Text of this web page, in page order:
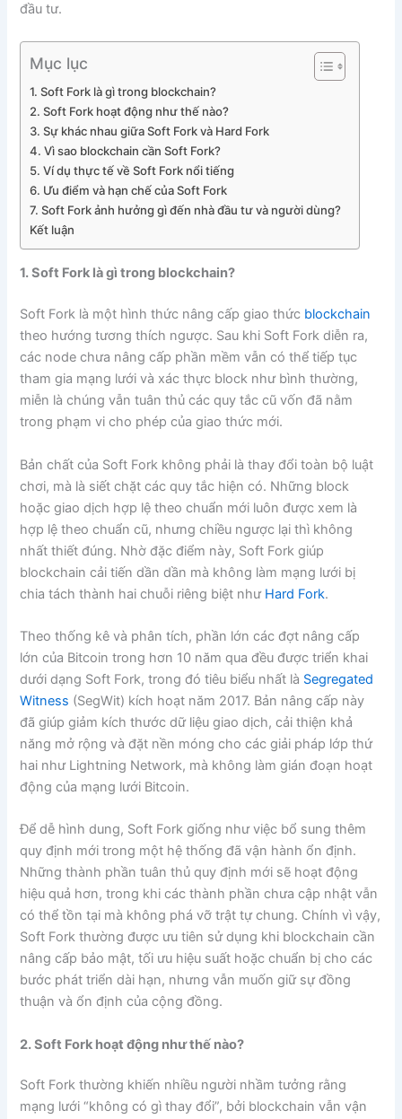
đầu tư.
Mục lục
1. Soft Fork là gì trong blockchain?
2. Soft Fork hoạt động như thế nào?
3. Sự khác nhau giữa Soft Fork và Hard Fork
4. Vì sao blockchain cần Soft Fork?
5. Ví dụ thực tế về Soft Fork nổi tiếng
6. Ưu điểm và hạn chế của Soft Fork
7. Soft Fork ảnh hưởng gì đến nhà đầu tư và người dùng?
Kết luận
1. Soft Fork là gì trong blockchain?
Soft Fork là một hình thức nâng cấp giao thức blockchain
theo hướng tương thích ngược. Sau khi Soft Fork diễn ra,
các node chưa nâng cấp phần mềm vẫn có thể tiếp tục
tham gia mạng lưới và xác thực block như bình thường,
miễn là chúng vẫn tuân thủ các quy tắc cũ vốn đã nằm
trong phạm vi cho phép của giao thức mới.
Bản chất của Soft Fork không phải là thay đổi toàn bộ luật
chơi, mà là siết chặt các quy tắc hiện có. Những block
hoặc giao dịch hợp lệ theo chuẩn mới luôn được xem là
hợp lệ theo chuẩn cũ, nhưng chiều ngược lại thì không
nhất thiết đúng. Nhờ đặc điểm này, Soft Fork giúp
blockchain cải tiến dần dần mà không làm mạng lưới bị
chia tách thành hai chuỗi riêng biệt như Hard Fork.
Theo thống kê và phân tích, phần lớn các đợt nâng cấp
lớn của Bitcoin trong hơn 10 năm qua đều được triển khai
dưới dạng Soft Fork, trong đó tiêu biểu nhất là Segregated
Witness (SegWit) kích hoạt năm 2017. Bản nâng cấp này
đã giúp giảm kích thước dữ liệu giao dịch, cải thiện khả
năng mở rộng và đặt nền móng cho các giải pháp lớp thứ
hai như Lightning Network, mà không làm gián đoạn hoạt
động của mạng lưới Bitcoin.
Để dễ hình dung, Soft Fork giống như việc bổ sung thêm
quy định mới trong một hệ thống đã vận hành ổn định.
Những thành phần tuân thủ quy định mới sẽ hoạt động
hiệu quả hơn, trong khi các thành phần chưa cập nhật vẫn
có thể tồn tại mà không phá vỡ trật tự chung. Chính vì vậy,
Soft Fork thường được ưu tiên sử dụng khi blockchain cần
nâng cấp bảo mật, tối ưu hiệu suất hoặc chuẩn bị cho các
bước phát triển dài hạn, nhưng vẫn muốn giữ sự đồng
thuận và ổn định của cộng đồng.
2. Soft Fork hoạt động như thế nào?
Soft Fork thường khiến nhiều người nhầm tưởng rằng
mạng lưới “không có gì thay đổi”, bởi blockchain vẫn vận